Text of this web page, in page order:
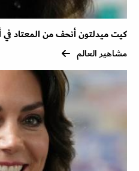
كيت ميدلتون أنحف من المعتاد في
مشاهير العالم